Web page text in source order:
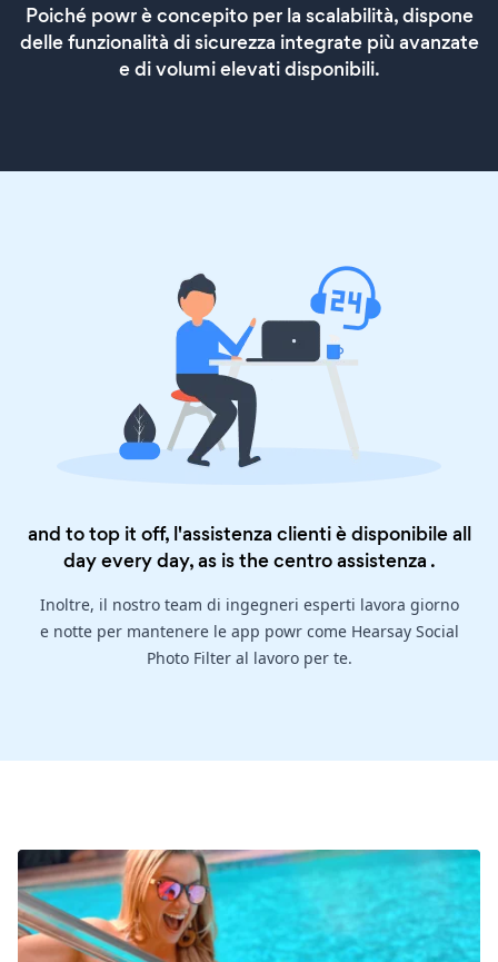
Poiché powr è concepito per la scalabilità, dispone
delle funzionalità di sicurezza integrate più avanzate
e di volumi elevati disponibili.
and to top it off, l'assistenza clienti è disponibile all
day every day, as is thecentro assistenza .
Inoltre, il nostro team di ingegneri esperti lavora giorno
e notte per mantenere le app powr come Hearsay Social
Photo Filter al lavoro per te.